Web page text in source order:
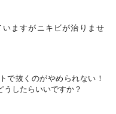
ますがニキビが治りませ
で抜くのがやめられない！
うしたらいいですか？